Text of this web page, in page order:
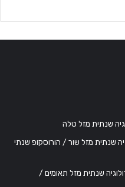
שנתית מזל שור / הורוסקופ שנתי
אסטרולוגיה שנתית מזל תאומים /